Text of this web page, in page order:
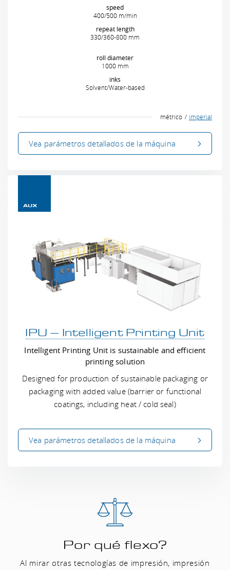
speed
400/500 m/min
repeat length
330/360-800 mm
roll diameter
1000 mm
inks
Solvent/Water-based
métrico imperial
Vea parámetros detalladosde la máquina
AUX
IPU – Intelligent Printing Unit
Intelligent Printing Unit is sustainable and efficient
printing solution
Designed for production of sustainable packaging or
packaging with added value (barrier or functional
coatings, including heat / cold seal)
Vea parámetros detalladosde la máquina
Por qué flexo?
Al mirar otras tecnologías de impresión, impresión